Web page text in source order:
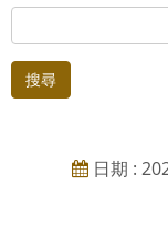
搜尋
日期 :